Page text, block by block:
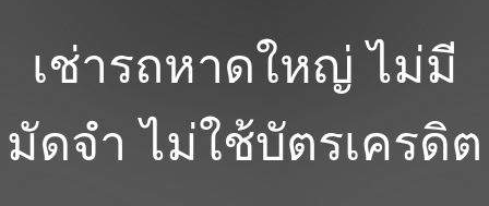
เช่ารถหาดใหญ่ ไม่มี
มัดจำ ไม่ใช้บัตรเครดิต